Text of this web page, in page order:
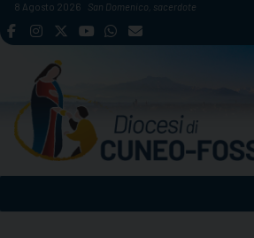
Skip
to
8 Agosto 2026 San Domenico, sacerdote